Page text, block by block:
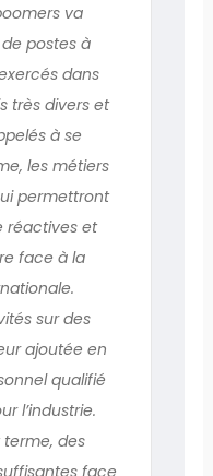
va
postes à
dans
très divers et
à se
les métiers
permettront
réactives et
face à la
sur des
ajoutée en
qualifié
l’industrie.
des
face